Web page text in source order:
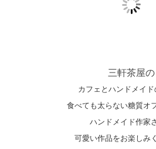
三軒茶屋の
カフェとハンドメイド
食べても太らない糖質オ
ハンドメイド作家
可愛い作品をお楽しみ